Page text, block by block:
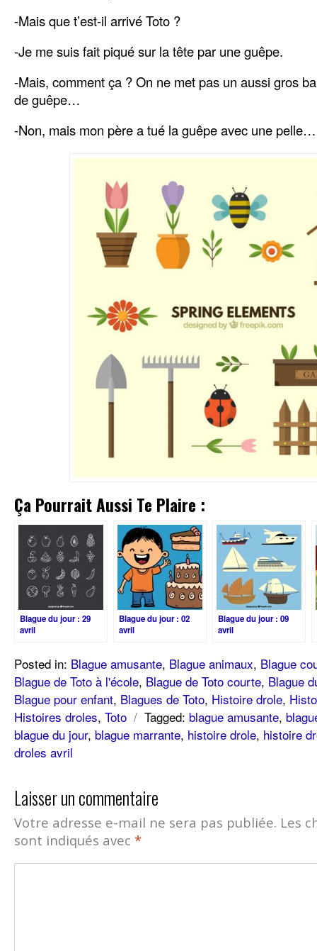
-Mais que t’est-il arrivé Toto ?
-Je me suis fait piqué sur la tête par une guêpe.
-Mais, comment ça ? On ne met pas un aussi gros
de guêpe…
-Non, mais mon père a tué la guêpe avec une pelle…
Ça Pourrait Aussi Te Plaire :
Blague du jour : 29
avril
Blague du jour : 02
avril
Blague du jour : 09
avril
Posted in: Blague amusante, Blague animaux, Blague
Blague de Toto à l'école, Blague de Toto courte, Blague
Blague pour enfant, Blagues de Toto, Histoire drole,
Histoires droles, Toto / Tagged: blague amusante,
blague du jour, blague marrante, histoire drole, histoire
droles avril
Laisser un commentaire
Votre adresse e-mail ne sera pas publiée. Les
sont indiqués avec *